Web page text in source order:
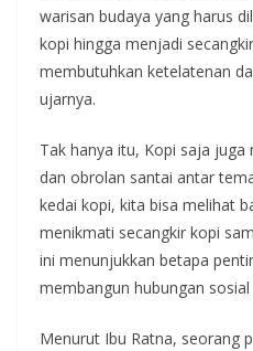
warisan budaya yang harus
kopi hingga menjadi
membutuhkan ketelatenan
ujarnya.
Tak hanya itu, Kopi saja
dan obrolan santai antar
kedai kopi, kita bisa melihat
menikmati secangkir kopi
ini menunjukkan betapa
membangun hubungan
Menurut Ibu Ratna, seorang